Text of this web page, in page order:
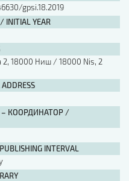
[B5, ћир]
[B5, лат]
[B5, енг]
gpsi.18.2019
YEAR
2, 18000 Ниш / 18000 Nis, 2
– КООРДИНАТОР /
INTERVAL